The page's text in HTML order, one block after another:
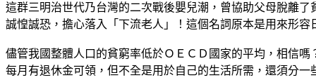
這群三明治世代乃台灣的二次戰後嬰兒潮，曾協助父母脫離
誠惶誠恐，擔心落入「下流老人」！這個名詞原本是用來形
儘管我國整體人口的貧窮率低於ＯＥＣＤ國家的平均，相信
每月有退休金可領，但不全是用於自己的生活所需，還須分